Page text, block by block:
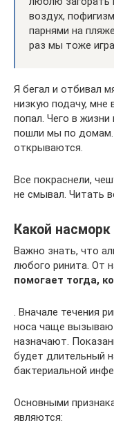
воздух,
парнями на
раз мы тоже
Я бегал и отбивал
низкую подачу, мне
попал. Чего в
пошли мы по домам.
открываются.
Все покраснели,
не смывал. Читать
Какой
Важно знать, что
любого ринита. От
помогает тогда,
. Вначале течения
носа чаще
назначают.
будет длительный
бактериальной
Основными
являются: